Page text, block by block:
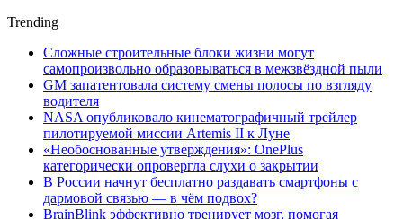
Trending
Сложные строительные блоки жизни могут
самопроизвольно образовываться в межзвёздной пыли
GM запатентовала систему смены полосы по взгляду
водителя
NASA опубликовало кинематографичный трейлер
пилотируемой миссии Artemis II к Луне
«Необоснованные утверждения»: OnePlus
категорически опровергла слухи о закрытии
В России начнут бесплатно раздавать смартфоны с
дармовой связью — в чём подвох?
BrainBlink эффективно тренирует мозг, помогая